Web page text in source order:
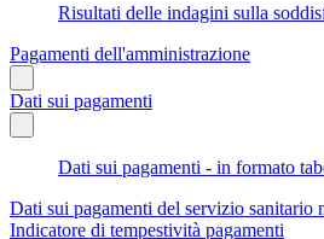
Risultati delle indagini sulla
Pagamenti dell'amministrazione
Dati sui pagamenti
Dati sui pagamenti - in formato
Dati sui pagamenti del servizio sanitario
Indicatore di tempestività pagamenti